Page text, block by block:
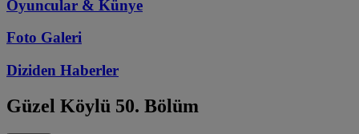
Oyuncular & Künye
Foto Galeri
Diziden Haberler
Güzel Köylü 50. Bölüm